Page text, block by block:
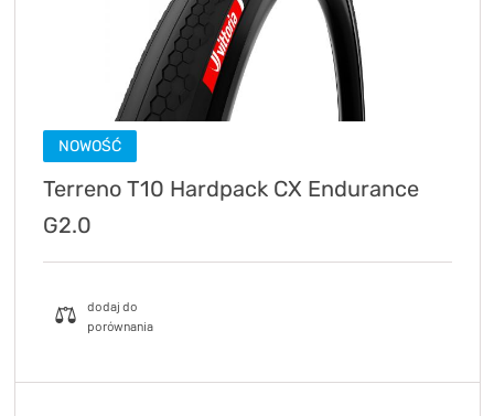
NOWOŚĆ
Terreno T10 Hardpack CX Endurance
G2.0